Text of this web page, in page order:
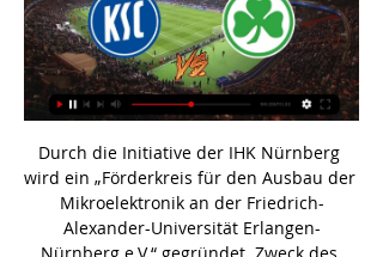
Durch die Initiative der IHK Nürnberg wird ein „Förderkreis für den Ausbau der Mikroelektronik an der Friedrich-Alexander-Universität Erlangen-Nürnberg e.V.“ gegründet. Zweck des Vereins ist die ideelle Unterstützung und Förderung des Ausbaus von Forschung, Lehre und Technologievermittlung auf dem Gebiet der Mikroelektronik durch.

Die Liga hat schon reagiert, auch die Polizei wurde bereits tätig: Der Spielabbruch vom Sonntag in Luzern hatte schon erste Konsequenzen. Nun reicht der FC Luzern nach Auswertung der Videobilder Strafanzeige gegen die GC-Chaoten ein, wie der …

Angebot und Verkauf von Artikeln in Apple Retail Stores in Deutschland erfolgen durch die Apple Retail Germany B.V. & Co. KG. Angebot und Verkauf von Artikeln über den Apple Online Store in Deutschland erfolgen durch Apple Distribution International. Apple

Die deutsche U21 will im Endspiel gegen Spanien ihren Europameister-Titel verteidigen. Bundestrainer Joachim Löw schwärmt von der Mannschaft. Uwe Seelers Enkel, Levin Öztunali, kann etwas.

Abitur am Beruflichen Gymnasium Gesundheit und Soziales: Sara-Marie Apel, Lisa Arnetzl, Nils Arnhold, Vivien Baeslack, Jasmin Barth, Anna Bergner, Swantje Bernsee, Tayfun Bicer, Anna Bleckmann, Margo Blödorn, Jane Blume, Carina Bonig, Tanja Bormann, Lisa Dahlke, Lars Deike, Natalie Dias Pinto, Alexander Dohrs, Hanan El-Trabulsi, Yannic Evers.

Mit Panthers Schwenningen, dem BBC Coburg und der EN Baskets aus Schwelm stehen schon drei Aufsteiger in die ProB fest. In der Regionalliga Nord wird es am 07.04. zum großen ShowDown zwischen Rot-Weiss Cuxhaven und dem VfL Stade kommen, wenn der letzte Regionalliga Meister gesucht wird.

Spielstatistiken zur Begegnung Jahn Regensburg - VfL Bochum (2. Bundesliga 2019/2020, 1. Spieltag) mit Torschützen, Aufstellungen, Wechseln, gelben und roten Karten.

Gmunden. Die Bulls Kapfenberg dominieren weiterhin in Österreichs Herren-Basketball. Die Steirer entschieden am Mittwoch mit einem 71:65 (32:28) bei den Swans Gmunden erstmals eine ABL-Finalserie mit einem "sweep" für sich, gewannen die "best of five"-Serie mit 3:0. Es ist das dritte Double der

Wird verlinkt mit den ERC Ingolstadt vs. Mehr Details: Bevor du dich bei bet registrierst und dein Konto auflädst um ERC Ingolstadt Kölner Haie, oder ein anderes Ereignis über den bet Live-Stream zu sehen, empfehlen wir dir dringend bei bet in Erfahrung zu bringen, ob es in deinem Land möglich ist das gewünschte Ereignis über diesen Weg.

Am Sonntag trifft der SC 1912 Hennen III auf die Reserve der FC Borussia Dröschede. Nichts zu holen gab es beim letzten Ligaauftritt, als sich der SC Hennen III auf eigener Anlage mit 0:8 dem FC Iserlohn II geschlagen geben musste. Die zweite Saisonniederlage kassierte Dröschede II am letzten Spieltag gegen den M.S.V. Iserlohn.

Spielfilm | KuPS Kuopio - FC Vitebsk | 11.07.2019 – Holen Sie sich die neuesten Nachrichten, Ergebnisse, Spielpläne, Video-Highlights und mehr von Sky Sport

Kölner Haie verlieren an Boden:. Johannes Salmonsson in die vierte. Die Maßnahmen verpufften, denn die Augsburger bestimmten im ersten Drittel das Geschehen gegen zu zaghafte Kölner. Als Corey Potter den ersten Gegentreffer nur mit einem Stockfoul verhindern konnte, schlugen die Panther in ihrer Paradedisziplin zu. Michael Davies traf nach einer missglückten Befreiung von Shawn Lalonde.

Die A-Jugend-Bundesliga im deutschen Handball – offizieller Name Jugend-Bundesliga Handball (JBLH) – wurde durch den Deutschen Handballbund (DHB) zur Saison 2011/2012 eingeführt.

Das Gastspiel von Thomas Vanek bei den Graz 99ers hat beim TV-Sender zu einer Programmänderung gefährt. Am kommenden Sonntag (17.30) überträgt der Sender nun nicht die Neuauflage des Vorjahresfinales zwischen dem KAC und den Black Wings Linz, sondern die Partie Graz 99ers - HC TWK Innsbruck.

Die Adler Mannheim haben die dritte Niederlage in Serie kassiert. Der souveräne Tabellenführer verlor beim Letzten Nürnberg Ice Tigers allerdings erst in der Verlängerung: Ex-Adler Jame.

Mitarbeiter/-in Back Office (80 - 100%), Zürich. Seit 1907 sorgt Securitas für Sicherheit und hat sich als einstige Bewachungsgesellschaft zum breit abgestützten, dynamischen Dienstleistungsunternehmen gewandelt. Schweiz weit sorgen insgesamt 9000 Mitarbeitende für …

Danach folgten die Tore im Minutentakt. Die Grasshoppers glänzten mit schönen Doppel-Kombinationen und überzeugten mit herrlichen Pässen in die Tiefe. Die Verteidigung des FC Seefeld war komplett überfordert, so dass es zur Pause bereits 8:0 stand.

Nach dem Sensations-Aufstieg muss der SC Paderborn zwar nicht sofort wie die „Bild“ heute online berichtet Bernard Tekpetey zum FC Schalke ziehen lassen, da S04 eine Rückkaufoption aktiviert, aber wohl spätestens nach der kommenden Saison. Doch der SCP hat schon frühzeitig Alternativen für

Wir sind Ihr Fachhandels-Partner für Baustoffe im Großraum Chemnitz. Egal ob Profi oder Heimwerker, bei uns finden Sie alles, was Sie zum Bauen, Renovieren und Modernisieren benötigen. Und wir kennen uns mit der Materie aus und halten unser fundiertes Fachwissen durch regelmäßige Schulung unserer Mitarbeiter aktuell.

Eismeister Zaugg Arno Del Curto, das Ende der Romantik und der ZSC als Lugano des Nordens. Der Rockstar verlässt die grosse Bühne: Arno Del Curto ist nicht mehr Frontmann der ZSC Lions.

Kevin Clark kehrt in die Schweiz zurück. 3 Jahre nach einer ansprechenden Saison bei den SCL Tigers wurde der Kanadier von den Rapperswil-Jona Lakers verpflichtet. Der 31-jährige Flügel unterschrieb beim Aufsteiger einen Vertrag bis 2021. Clark …

KSC - Greuther Fürth live im Free-TV und Stream Das Duell zwischen dem Karlsruher SC und Greuther Fürth ist das Topspiel des 24. Spieltags. Anpfiff ist am Samstagabend um 20.30 Uhr. Die Übertragung erfolgt auf Sport1, da der Sender die Rechte für die Samstagabendspiele besitzt. Das Duell zwischen dem Karlsruher SC und Greuther Fürth ist das Topspiel des 24. Spieltags. Anpfiff ist am Samstagabend um 20.30 Uhr. Die Übertragung erfolgt auf Sport1, da der Sender die Rechte für die Samstagabendspiele besitzt. vor 2 Tagen ka-news.de ka-news.de

Tickets für Freiburg und Dortmund gehen in den Verkauf Ab Montag Karten sichern! Die Tickets für die letzten beiden Auswärtsspiele der Fortuna gegen den SC Freiburg (Sonntag, 5. Mai, 15:30 Uhr) und Borussia Dortmund (Samstag, 11. Mai, 15:30 Uhr) gehen in der kommenden Woche in den Vorverkauf. Eine Auswärtsfahrt zum Club von Christian Streich im Breisgau und das letzte Auswärtsspiel vor.

Vejgaard B - Randers Freja Spiel Ergebnis und Tore Ergebnis, Tore und Details zum Spiel Vejgaard B vs Randers Freja am 2.4.16 ab 13:00 Uhr. Das Team Vejgaard B hat das Spiel gegen Randers Freja mit 2 : 0 gewonnen. Das Fussball Spiel fand am 02.04.2016, 13:00 Uhr im Rahmen der Liga Danmarksserien 3 statt. Es war Teil der Spiele vom 15.

2. Bundesliga: Karlsruher SC - Greuther Fürth! Topspiele vor 6 Tagen — Das kommende Live-Spiel der 2. Bundesliga im Free-TV auf SPORT1: · 2. März (24. Spieltag): Karlsruher SC - SpVgg Greuther Fürth · 9. März (25.

Live-Ergebnis: Ifoe Bromoella IF vs Soelvesborgs GOIF in Begegnungen Schweden 4. Wir präsentieren live ein Spielergebnis, Vorspielaufstellungen und die immer aktuelle Tabelle.

Karlsruher gegen Greuther Fürth im stream Pressekonferenz vor 4 Stunden — Karlsruher gegen Greuther Fürth im stream Pressekonferenz: KSC - SpVgg Greuther Fürth Greuther Fürth im Live-Stream und TV: Die KSCler wolle.

Red Bull München und Augsburger Panther folgen die weiteren Plätze. Heute, Freitag, den 17.10.2014 wird der 11. Spieltages der Eishockey-Bundesliga gestartet.

KSC geht selbstbewusst in Flutlichtspiel gegen Greuther vor 20 Minuten — Fußball-Zweitligist Karlsruher SC bekommt am Samstag Besuch aus Mittelfranken. Ab 20:30 Uhr ist Greuther Fürth zu Gast im Wildpark.

zunächst in Esslingen als Rapper, studiert in Mün-chen Tontechnik und prägt seit 2006 die Stuttgarter Po-. Gottesdienst-Live-Übertragung in den Krabbel-Kinder-Raum, Teenie-Bi-belschule (Klasse fünf bis sieben) auf. Um dem Favoriten ein Bein stellen zu können, brauchen die …

Heim : Auswärts: Ergebnis: 12.10. Team Ehingen/Urspringschule : Bayer Giants Leverkusen: 74: 71: VfL Kirchheim Knights : Science City Jena: 87: 98: FC Schalke 04

Karlsruher SC gegen SpVgg Greuther Fürth heute live im 14.12.2019 — Das Spiel zwischen dem KSC und der SpVgg Greuther Fürth beginnt um 13 Uhr und wird im Karlsruher Wildparkstadion ausgetragen. Die Spielstätte ...

Spieltagsinfos zu KSC – SpVgg Greuther Fürth vor 20 Stunden — Wir haben im Vorfeld alles Wichtige für den Stadionbesuch zusammengefasst. Die wie immer ausverkaufte Gegengerade im BBBank Wildpark. Shuttle- ...

Mit der deutschen U21-Auswahl, die sich am Dienstag (19.3.) in Düsseldorf trifft, geht's für Brodersen, der im November 2018 beim 3:0-Erfolg gegen die Niederlande sein Debüt in der U21 gefeiert hatte, am Donnerstag (21.3., 18:30 Uhr, live auf Eurosport) in Essen zunächst gegen die U21 …

Köln Der Eishockey-Meister und Vizemeister stehen vor dem Aus, denn die Kölner Haie und Straubing Tigers sind in der ersten Play-off-Runde, die nach dem Modus Best-of-three ausgetragen wird, mit.

le SG Bénédict Sc huSprachen. wünsc ht dem. Ich begrüsse Sie zum heutigen Highlight im Würth Schweizer Cup 2013/14 im Paul-Grüninger-Stadion herzlichst! Ein spezieller Gruss geht an das Schiedsrichtertrio und an unsere Gäste aus Winterthur.

Spanien u21 - will know Paolo Tagliavento Italien Italien. Den ersten Titel gab es im Spiel gegen Italien. Ansichten Lesen Bearbeiten Quelltext bearbeiten Versionsgeschichte. Es fand nur ein Spiel gegen jede Mannschaft statt, so dass die Teams je einmal Auswärts und einmal Heimrecht hatten. Spanien brauchte erst in die Gruppenphase einsteigen.

Nationalteam Öhb Handball U Nm Wat Nf Grunddurchgang Fivers Männer Sport Fame Spielbeginn Uhc Margareten Hall ´ Atzgersdorf Blf News Orf Frauen Eggenburg Tecton Sporthalle Hollabrunn Sg Jugend Who Insignis Mga Trofaiach Westwien Ergebnis